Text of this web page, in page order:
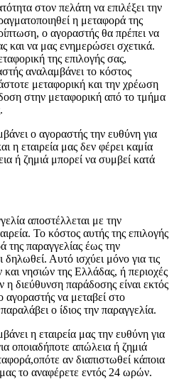
στον πελάτη να επιλέξει την
η μεταφορά της
ο αγοραστής θα πρέπει να
και να μας ενημερώσει σχετικά.
της επιλογής σας,
αναλαμβάνει το κόστος
μεταφορική και την χρέωση
στην μεταφορική από το τμήμα
ο αγοραστής την ευθύνη για
η εταιρεία μας δεν φέρει καμία
ή ζημιά μπορεί να συμβεί κατά
αποστέλλεται με την
Το κόστος αυτής της επιλογής
της παραγγελίας έως την
Αυτό ισχύει μόνο για τις
νησιών της Ελλάδας, ή περιοχές
διεύθυνση παράδοσης είναι εκτός
αγοραστής να μεταβεί στο
ο ίδιος την παραγγελία.
η εταιρεία μας την ευθύνη για
οποιαδήποτε απώλεια ή ζημιά
αν διαπιστωθεί κάποια
το αναφέρετε εντός 24 ωρών.